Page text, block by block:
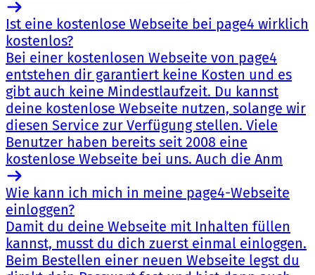
Ist eine kostenlose Webseite bei page4 wirklich
kostenlos?
Bei einer kostenlosen Webseite von page4
entstehen dir garantiert keine Kosten und es
gibt auch keine Mindestlaufzeit. Du kannst
deine kostenlose Webseite nutzen, solange wir
diesen Service zur Verfügung stellen. Viele
Benutzer haben bereits seit 2008 eine
kostenlose Webseite bei uns. Auch die Anm
Wie kann ich mich in meine page4-Webseite
einloggen?
Damit du deine Webseite mit Inhalten füllen
kannst, musst du dich zuerst einmal einloggen.
Beim Bestellen einer neuen Webseite legst du